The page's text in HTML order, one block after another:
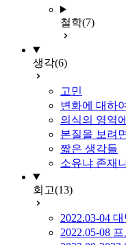
철학(7)
생각(6)
고민
변화에 대하여
의식의 영역
본질을 보려면
짧은 생각들
소유냐 존재
회고(13)
2022.03-04
2022.05-08